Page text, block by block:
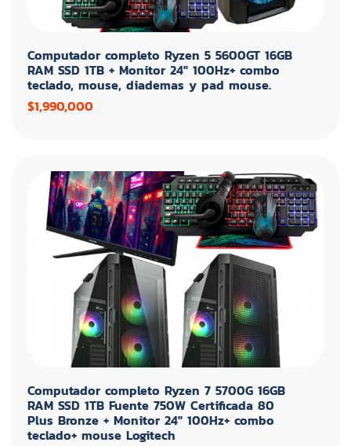
Computador completo Ryzen 5 5600GT 16GB
RAM SSD 1TB + Monitor 24" 100Hz+ combo
teclado, mouse, diademas y pad mouse.
$1,990,000
Computador completo Ryzen 7 5700G 16GB
RAM SSD 1TB Fuente 750W Certificada 80
Plus Bronze + Monitor 24" 100Hz+ combo
teclado+ mouse Logitech